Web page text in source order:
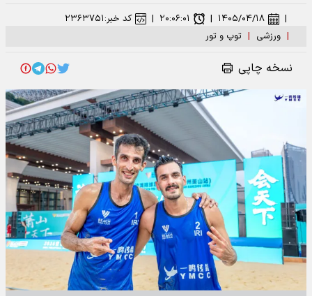
| ورزشی | توپ و تور
| ۱۴۰۵/۰۴/۱۸ | ۲۰:۰۶:۰۱ | کد خبر:۲۳۶۳۷۵۱
نسخه چاپی